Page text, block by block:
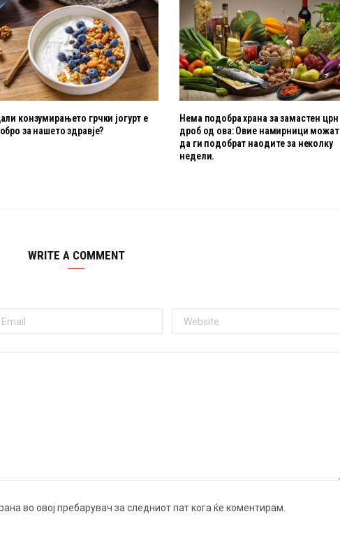
конзумирањето грчки јогурт е
за нашето здравје?
Нема подобра храна за замастен црн
дроб од ова: Овие намирници можат
да ги подобрат наодите за неколку
недели.
WRITE A COMMENT
во овој пребарувач за следниот пат кога ќе коментирам.